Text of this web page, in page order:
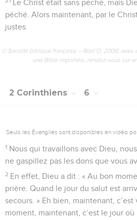
Le Christ était sans péché, mais
péché. Alors maintenant, par le
justes.
© Société biblique française – Bibli’O, 2000, avec
une Bible imprimée, rendez-vous sur
2 Corinthiens 6
Seuls les Évangiles sont disponibles en vidéo
1 Nous qui travaillons avec Dieu,
ne gaspillez pas les dons que vous
2 En effet, Dieu a dit : « Au bon
prière. Quand le jour du salut est
secours. » Eh bien, maintenant,
moment, maintenant, c’est le jour où